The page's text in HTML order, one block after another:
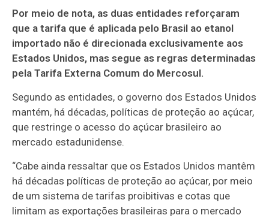
Por meio de nota, as duas entidades reforçaram
que a tarifa que é aplicada pelo Brasil ao etanol
importado não é direcionada exclusivamente aos
Estados Unidos, mas segue as regras determinadas
pela Tarifa Externa Comum do Mercosul.
Segundo as entidades, o governo dos Estados Unidos
mantém, há décadas, políticas de proteção ao açúcar,
que restringe o acesso do açúcar brasileiro ao
mercado estadunidense.
“Cabe ainda ressaltar que os Estados Unidos mantêm
há décadas políticas de proteção ao açúcar, por meio
de um sistema de tarifas proibitivas e cotas que
limitam as exportações brasileiras para o mercado